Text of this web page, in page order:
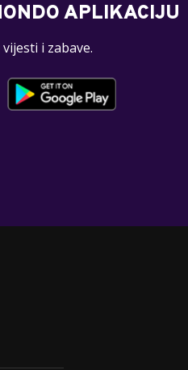
APLIKACIJU
i zabave.